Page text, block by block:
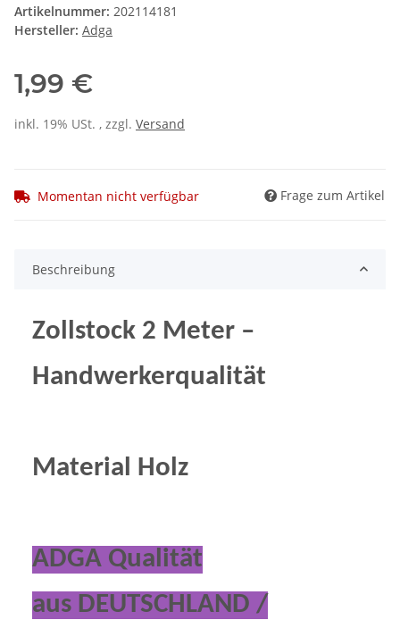
Artikelnummer: 202114181
Hersteller: Adga
1,99 €
inkl. 19% USt. , zzgl. Versand
Momentan nicht verfügbar Frage zum Artikel
Beschreibung
Zollstock 2 Meter –
Handwerkerqualität
Material Holz
ADGA Qualität
aus DEUTSCHLAND /